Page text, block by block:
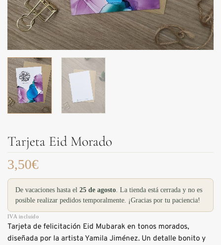
Tarjeta Eid Morado
3,50€
De vacaciones hasta el 25 de agosto . La tienda está cerrada y no es
posible realizar pedidos temporalmente. ¡Gracias por tu paciencia!
IVA incluido
Tarjeta de felicitación Eid Mubarak en tonos morados,
diseñada por la artista Yamila Jiménez. Un detalle bonito y